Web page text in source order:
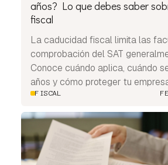
años? Lo que debes saber
fiscal
La caducidad fiscal limita las
comprobación del SAT
Conoce cuándo aplica, cuándo
años y cómo proteger tu
FISCAL